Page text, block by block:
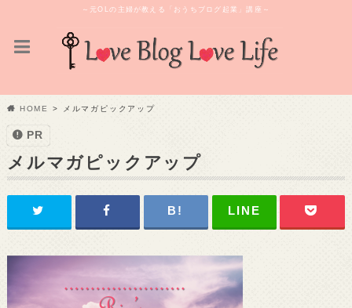
～元OLの主婦が教える「おうちブログ起業」講座～
HOME メルマガピックアップ
PR
メルマガピックアップ